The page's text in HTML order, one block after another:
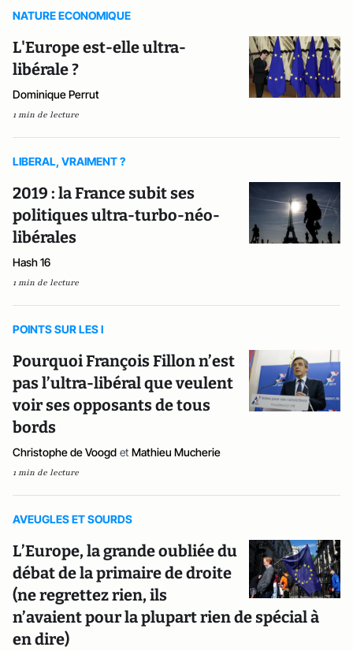
NATURE ECONOMIQUE
L'Europe est-elle ultra-
libérale ?
Dominique Perrut
1 min de lecture
LIBERAL, VRAIMENT ?
2019 : la France subit ses
politiques ultra-turbo-néo-
libérales
Hash 16
1 min de lecture
POINTS SUR LES I
Pourquoi François Fillon n’est
pas l’ultra-libéral que veulent
voir ses opposants de tous
bords
Christophe de Voogd et Mathieu Mucherie
1 min de lecture
AVEUGLES ET SOURDS
L’Europe, la grande oubliée du
débat de la primaire de droite
(ne regrettez rien, ils
n’avaient pour la plupart rien de spécial à
en dire)